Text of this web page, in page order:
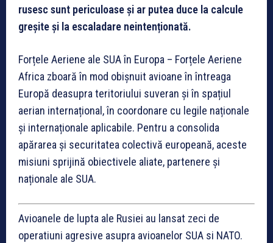
rusesc sunt periculoase și ar putea duce la calcule
greșite și la escaladare neintenționată.
Forțele Aeriene ale SUA în Europa – Forțele Aeriene
Africa zboară în mod obișnuit avioane în întreaga
Europă deasupra teritoriului suveran și în spațiul
aerian internațional, în coordonare cu legile naționale
și internaționale aplicabile. Pentru a consolida
apărarea și securitatea colectivă europeană, aceste
misiuni sprijină obiectivele aliate, partenere și
naționale ale SUA.
Avioanele de lupta ale Rusiei au lansat zeci de
operatiuni agresive asupra avioanelor SUA si NATO.